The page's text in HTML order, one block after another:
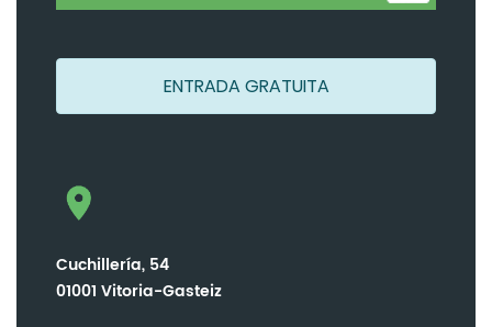
ENTRADA GRATUITA
Cuchillería, 54
01001 Vitoria-Gasteiz